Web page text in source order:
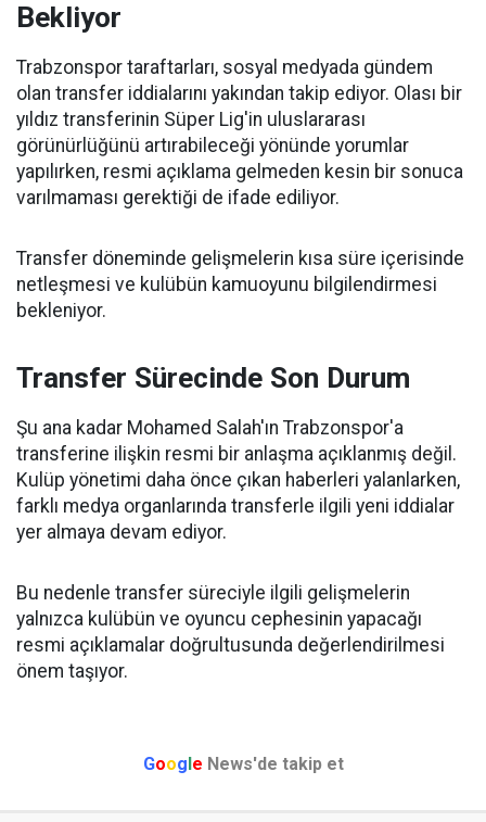
Bekliyor
Trabzonspor taraftarları, sosyal medyada gündem
olan transfer iddialarını yakından takip ediyor. Olası bir
yıldız transferinin Süper Lig'in uluslararası
görünürlüğünü artırabileceği yönünde yorumlar
yapılırken, resmi açıklama gelmeden kesin bir sonuca
varılmaması gerektiği de ifade ediliyor.
Transfer döneminde gelişmelerin kısa süre içerisinde
netleşmesi ve kulübün kamuoyunu bilgilendirmesi
bekleniyor.
Transfer Sürecinde Son Durum
Şu ana kadar Mohamed Salah'ın Trabzonspor'a
transferine ilişkin resmi bir anlaşma açıklanmış değil.
Kulüp yönetimi daha önce çıkan haberleri yalanlarken,
farklı medya organlarında transferle ilgili yeni iddialar
yer almaya devam ediyor.
Bu nedenle transfer süreciyle ilgili gelişmelerin
yalnızca kulübün ve oyuncu cephesinin yapacağı
resmi açıklamalar doğrultusunda değerlendirilmesi
önem taşıyor.
Google News'de takip et